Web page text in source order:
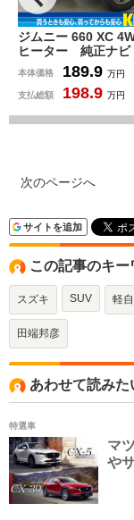
ート
バ
ィオ
クル
ディセ
純正
ジムニー
本体価格
支払総額
次のページへ
サイトを追加
この記事のキー
スズキ SUV 軽
田端邦彦
あわせて読みた
特選車
マ
や